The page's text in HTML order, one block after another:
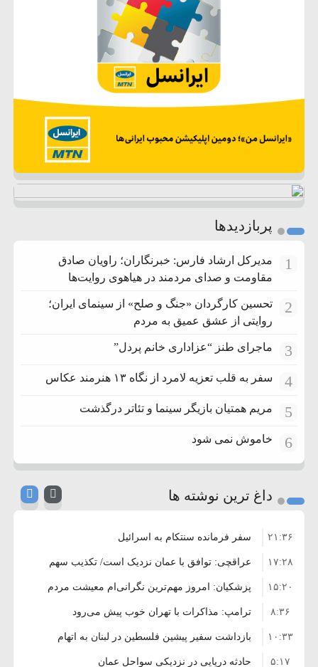
پربازدیدها
1
مدیرکل ارشاد فارس: خبرنگاران؛ راویان صادق
مقاومت و صدای مردمند در هیاهوی روایت‌ها
2
تحسین کارگردان «جنگ و صلح» از سینمای ایران؛
روایتی از عشق عمیق به مردم
3 ماجرای طنز “عزاداری خانم پردل”
4 سفر به قلب تعزیه لامرد از نگاه ۱۳ هنرمند عکاس
5 مریم همتیان بازیگر سینما و تئاتر درگذشت
6 خاموش نمی شود
داغ ترین نوشته ها
سفر فرمانده سنتکام به اسرائیل ۲۱:۳۶
عراقچی: توافق با عمان نزدیک است/ تکذیب سهم
۱۱ درصدی ایران از خزر
۱۷:۲۸
پزشکیان: امروز مهم‌ترین نگرانی‌ام معیشت مردم
است
۱۵:۲۰
ترامپ: مذاکرات با تهران خوب پیش می‌رود ۸:۳۶
بازداشت سفیر پیشین فلسطین در لبنان به اتهام
فساد و اختلاس اموال
۱۰:۳۳
حادثه دریایی در نزدیکی سواحل عمان ۵:۱۷